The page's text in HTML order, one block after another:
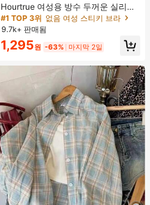
Hourtrue 여성용 방수 두꺼운 실리콘
가슴 페탈, 작은 가슴 리프트업 & 푸시
인용, 웨딩 촬영 및 들러리용
#1 TOP 3위 없음 여성 스티키 브라
9.7k+ 판매됨
1,295원 -63% 마지막 2일